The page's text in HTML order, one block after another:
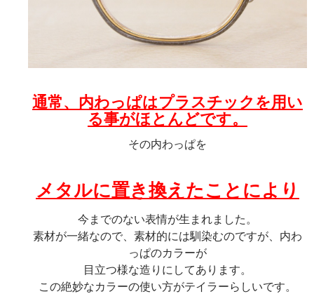
通常、内わっぱはプラスチックを用い
る事がほとんどです。
その内わっぱを
メタルに置き換えたことにより
今までのない表情が生まれました。
素材が一緒なので、素材的には馴染むのですが、内わ
っぱのカラーが
目立つ様な造りにしてあります。
この絶妙なカラーの使い方がテイラーらしいです。